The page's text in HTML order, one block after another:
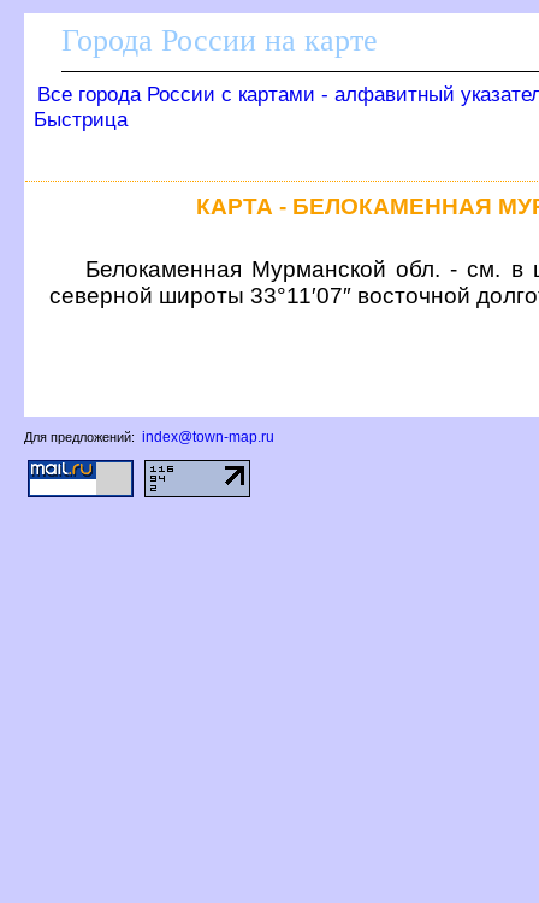
Города России на карте
се города России с картами - алфавитный
Быстрица
КАРТА - БЕЛОКАМЕННАЯ
Белокаменная Мурманской обл. - см. в
северной широты 33°11′07″ восточной
Для предложений: index@town-map.ru